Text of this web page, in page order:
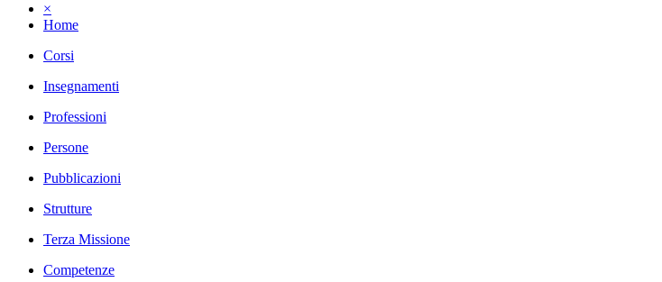
×
Home
Corsi
Insegnamenti
Professioni
Persone
Pubblicazioni
Strutture
Terza Missione
Competenze